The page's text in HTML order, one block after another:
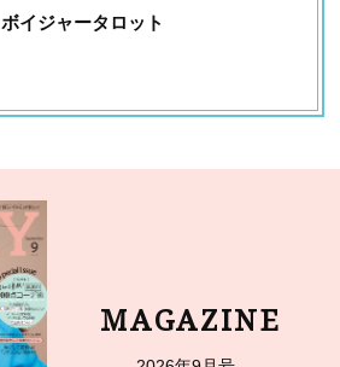
ボイジャータロット
MAGAZINE